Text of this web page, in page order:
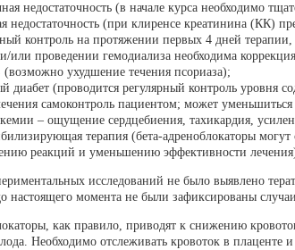
недостаточность (в начале курса необходимо
недостаточность (при клиренсе креатинина (КК)
контроль на протяжении первых 4 дней
или проведении гемодиализа необходима
(возможно ухудшение течения псориаза);
диабет (проводится регулярный контроль уровня
самоконтроль пациентом; может
– ощущение сердцебиения, тахикардия,
терапия (бета-адреноблокаторы могут
реакций и уменьшению эффективности
исследований не было выявлено
настоящего момента не были зафиксированы
как правило, приводят к снижению
Необходимо отслеживать кровоток в плаценте